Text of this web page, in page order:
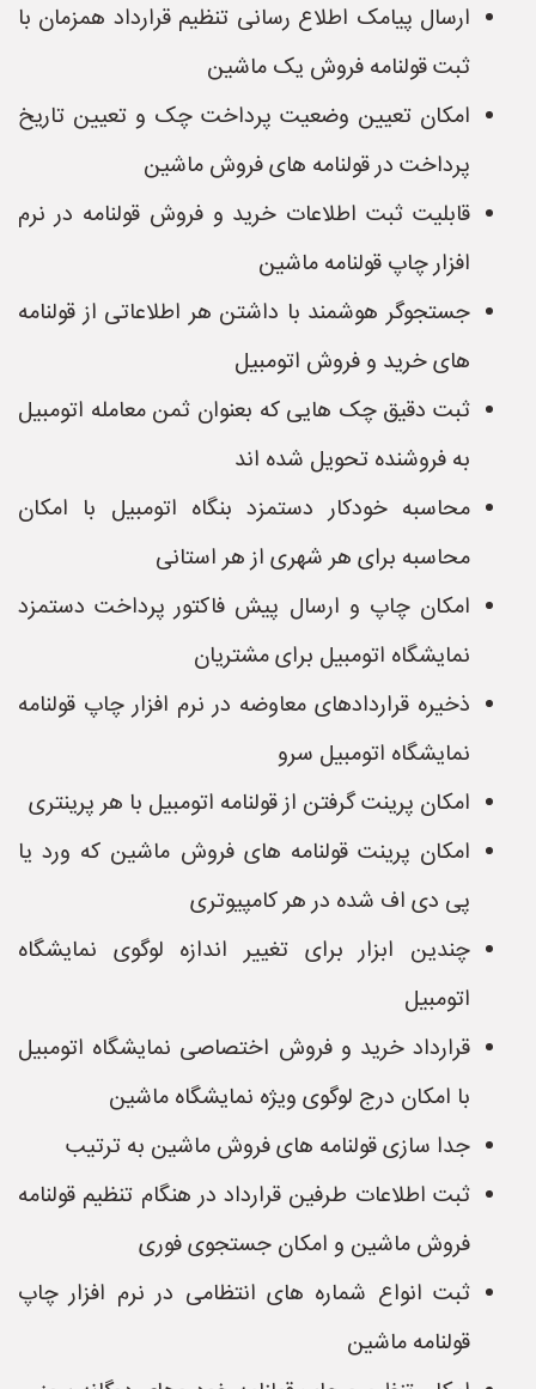
ارسال پیامک اطلاع رسانی تنظیم قرارداد همزمان با
ثبت قولنامه فروش یک ماشین
امکان تعیین وضعیت پرداخت چک و تعیین تاریخ
پرداخت در قولنامه های فروش ماشین
قابلیت ثبت اطلاعات خرید و فروش قولنامه در نرم
افزار چاپ قولنامه ماشین
جستجوگر هوشمند با داشتن هر اطلاعاتی از قولنامه
های خرید و فروش اتومبیل
ثبت دقیق چک هایی که بعنوان ثمن معامله اتومبیل
به فروشنده تحویل شده اند
محاسبه خودکار دستمزد بنگاه اتومبیل با امکان
محاسبه برای هر شهری از هر استانی
امکان چاپ و ارسال پیش فاکتور پرداخت دستمزد
نمایشگاه اتومبیل برای مشتریان
ذخیره قراردادهای معاوضه در نرم افزار چاپ قولنامه
نمایشگاه اتومبیل سرو
امکان پرینت گرفتن از قولنامه اتومبیل با هر پرینتری
امکان پرینت قولنامه های فروش ماشین که ورد یا
پی دی اف شده در هر کامپیوتری
چندین ابزار برای تغییر اندازه لوگوی نمایشگاه
اتومبیل
قرارداد خرید و فروش اختصاصی نمایشگاه اتومبیل
با امکان درج لوگوی ویژه نمایشگاه ماشین
جدا سازی قولنامه های فروش ماشین به ترتیب
ثبت اطلاعات طرفین قرارداد در هنگام تنظیم قولنامه
فروش ماشین و امکان جستجوی فوری
ثبت انواع شماره های انتظامی در نرم افزار چاپ
قولنامه ماشین